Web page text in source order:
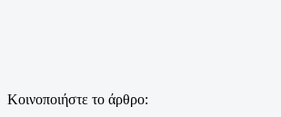
Κοινοποιήστε το άρθρο: